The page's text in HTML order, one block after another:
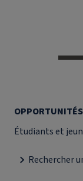
OPPORTUNITÉS
Étudiants et
Rechercher